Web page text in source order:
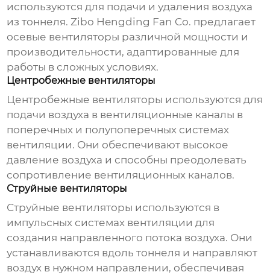
используются для подачи и удаления воздуха
из тоннеля. Zibo Hengding Fan Co. предлагает
осевые вентиляторы различной мощности и
производительности, адаптированные для
работы в сложных условиях.
Центробежные вентиляторы
Центробежные вентиляторы используются для
подачи воздуха в вентиляционные каналы в
поперечных и полупоперечных системах
вентиляции. Они обеспечивают высокое
давление воздуха и способны преодолевать
сопротивление вентиляционных каналов.
Струйные вентиляторы
Струйные вентиляторы используются в
импульсных системах вентиляции для
создания направленного потока воздуха. Они
устанавливаются вдоль тоннеля и направляют
воздух в нужном направлении, обеспечивая